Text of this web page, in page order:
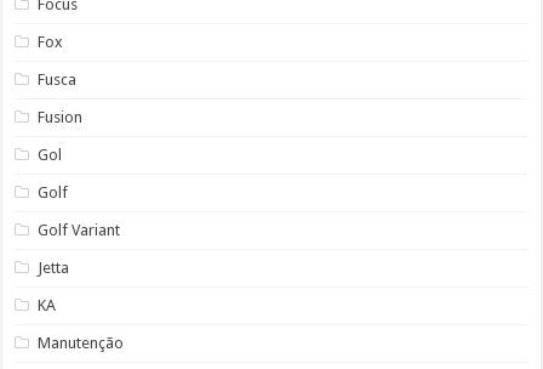
Focus
Fox
Fusca
Fusion
Gol
Golf
Golf Variant
Jetta
KA
Manutenção